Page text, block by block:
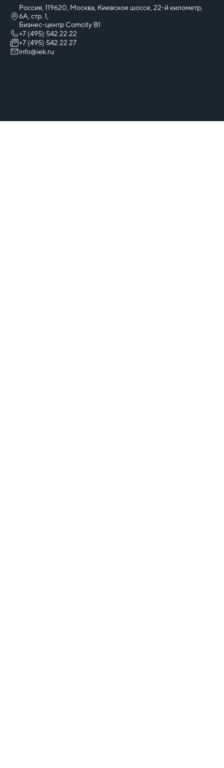
Россия, 119620, Москва, Киевское шоссе, 22-й километр,
6А, стр. 1,
Бизнес-центр Comcity B1
+7 (495) 542 22 22
+7 (495) 542 22 27
info@iek.ru